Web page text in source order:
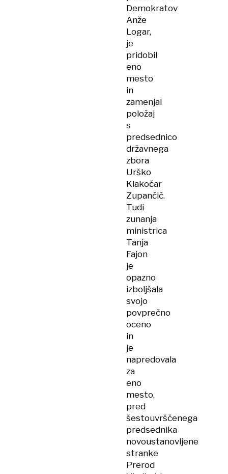
Demokratov
Anže
Logar,
je
pridobil
eno
mesto
in
zamenjal
položaj
s
predsednico
državnega
zbora
Urško
Klakočar
Zupančič.
Tudi
zunanja
ministrica
Tanja
Fajon
je
opazno
izboljšala
svojo
povprečno
oceno
in
je
napredovala
za
eno
mesto,
pred
šestouvrščenega
predsednika
novoustanovljene
stranke
Prerod